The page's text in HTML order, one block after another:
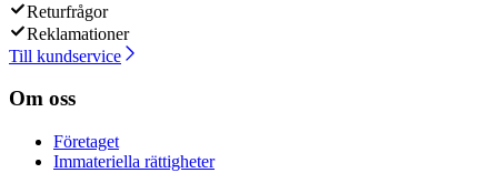
Returfrågor
Reklamationer
Till kundservice
Om oss
Företaget
Immateriella rättigheter